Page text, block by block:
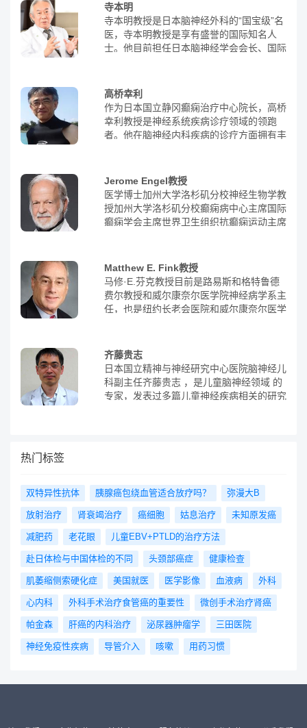
寺本明
寺本明教授是日本脑神经外科的“国宝级”名
医，寺本明教授是享有盛誉的国际知名人
士。他目前担任日本脑神经学会会长、国际
属医院名誉教授等职务。他在全球范围内都
享有很高的声誉。寺本明教授在神经外科领
域已经有47年的丰富诊疗经验，在神经外
科的微创手术领域不断攀登高峰，不仅提高
术死亡率为0%，术后并发症发生率仅2.6%
的传奇;早在就职日本医科大学脑神经外科
主任教授时期，就已经完成了约2600例经
鼻垂体手术(其中主刀约1600例)，手术数量
日本脑神经学会和国际神经外科学会担任会
长和副会长之外，还担任了23个大小学会
的主席，包括日本脑神经外科学会前理事
长、国际脑神经外科学会联合现副会长、厚
项，如日本脑神经财团研究奖励奖和日本脑
神经外科学会学术奖。2018年，他因对神
经外科领域的突出贡献而被授予日本脑神经
外科学会颁发的“佐野圭司奖”，相当于终生
有完成率高、手术时间短、恢复快、住院时
间短等优势，是开颅手术无法比拟的。
高桥幸利
作为日本国立静冈癫痫治疗中心院长，高桥
幸利教授是神经系统疾病诊疗领域的领跑
者。他在脑神经内科疾病的诊疗方面拥有丰
患者人数约为日本同专业医生平均诊治人数
的1.8倍，是日本癫痫治疗领域的权威。此
外，高桥幸利教授已获得20多项专利，其
中包括他研发的“人体用エアバック装置”，
授予科学领域的文部科学大臣表彰科学技术
奖（开发部门），这是对他卓越贡献的认
可。 日本文部科学省（日本中央省厅之
一）授予高桥教授科学领域的文部科学大臣
经验，尤其在癫痫和小儿神经疾病治疗方面
经验丰富。他曾多次获得癫痫和儿童疾病治
疗领域的权威奖项，如日本儿科学会学术研
究奖、公益事业促进癫痫治疗研究基金会研
了显著成就，已经研发了超过20项专利。
其中，他的研究成果为神经系统疾病的治疗
带来了新的方向，如自身免疫性癫痫的原因
和诊断、脑炎的抗体测定方法及诊断指标
等。此外，他还开发了“人体用エアバック
装置”（人体用气囊装置），该装置已被中
国批准上市。高桥幸利教授的研究侧重于难
治性癫痫之一的拉斯穆森脑炎病态机理中的
自身免疫异常，他率先确立了针对NMDA型
谷氨酸受体( GluR)ε2(NR2B )和GluRδ2的
高感度测量方法（immunoblot
technique）。这种检查方法不仅可用于拉
斯穆森综合征，还可以用于急性边缘性脑
就，高桥幸利教授在2010年被日本文部科
Jerome Engel教授
医学博士加州大学洛杉矶分校神经生物学教
授加州大学洛杉矶分校癫痫病中心主席国际
癫痫学会主席世界卫生组织抗癫痫运动主席
Matthew E. Fink教授
马修·E.芬克教授目前是路易斯和格特鲁德
费尔教授和威尔康奈尔医学院神经病学系主
任，也是纽约长老会医院和威尔康奈尔医学
部主任，也是医学委员会副主席。特长：神
经学神经科临床神经学专业知识中风脑血管
病
齐藤贵志
日本国立精神与神经研究中心医院脑神经儿
科副主任齐藤贵志 ，是儿童脑神经领域 的
专家，发表过多篇儿童神经疾病相关的研究
热门标签
双特异性抗体 胰腺癌包绕血管适合放疗吗？ 弥漫大B
放射治疗 肾衰竭治疗 癌细胞 姑息治疗 未知原发癌
减肥药 老花眼 儿童EBV+PTLD的治疗方法
赴日体检与中国体检的不同 头颈部癌症 健康检查
肌萎缩侧索硬化症 美国就医 医学影像 血液病 外科
心内科 外科手术治疗食管癌的重要性 微创手术治疗肾癌
帕金森 肝癌的内科治疗 泌尿器肿瘤学 三田医院
神经免疫性疾病 导管介入 咳嗽 用药习惯